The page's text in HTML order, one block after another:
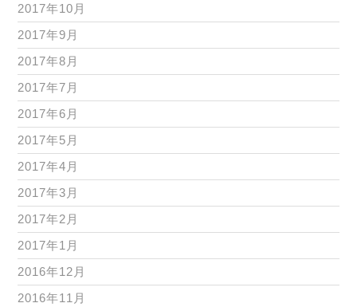
2017年10月
2017年9月
2017年8月
2017年7月
2017年6月
2017年5月
2017年4月
2017年3月
2017年2月
2017年1月
2016年12月
2016年11月